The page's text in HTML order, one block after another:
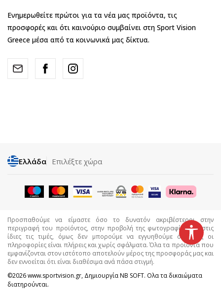
Ενημερωθείτε πρώτοι για τα νέα μας προϊόντα, τις
προσφορές και ότι καινούριο συμβαίνει στη Sport Vision
Greece μέσα από τα κοινωνικά μας δίκτυα.
Ελλάδα Επιλέξτε χώρα
Προσπαθούμε να είμαστε όσο το δυνατόν ακριβέστεροι στην
περιγραφή του προϊόντος, στην προβολή της φωτογραφίας και στις
ίδιες τις τιμές, όμως δεν μπορούμε να εγγυηθούμε ότι όλες οι
πληροφορίες είναι πλήρεις και χωρίς σφάλματα. Όλα τα προϊόντα που
εμφανίζονται στον ιστότοπο αποτελούν μέρος της προσφοράς μας και
δεν εννοείται ότι είναι διαθέσιμα ανά πάσα στιγμή.
©2026www.sportvision.gr, ΔημιουργίαNB SOFT. Ολα τα δικαιώματα
διατηρούνται.